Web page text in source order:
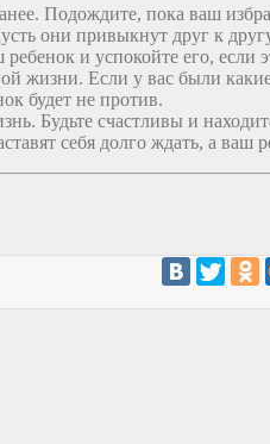
Подождите, пока ваш
они привыкнут друг к
и успокойте его,
жизни. Если у вас были
будет не против.
Будьте счастливы и
себя долго ждать, а